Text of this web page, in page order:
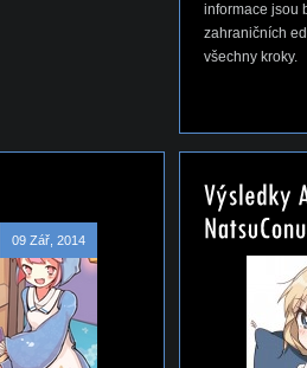
informace jsou
zahraničních
všechny kroky.
09 Zář, 2014